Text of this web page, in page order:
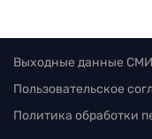
Выходные данные СМИ
Пользовательское
Политика обработки